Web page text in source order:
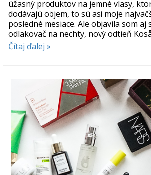
úžasný produktov na jemné vlasy,
dodávajú objem, to sú asi moje
posledné mesiace. Ale objavila som
odlakovač na nechty, nový odtieň
Čítaj ďalej »